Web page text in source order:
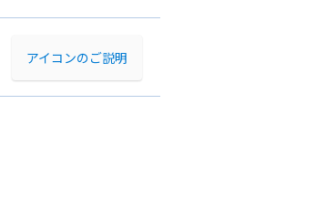
アイコンのご説明